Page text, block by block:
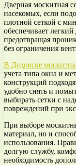
Дверная москитная
насекомых, если
плотной сеткой с
обеспечивает
предотвращая
без ограничения
В Дедовске
учета типа окна и
конструкций
удобно снять и
выбирать сетки с
повреждений при
При выборе
материал, но и
использования.
долгую службу,
необходимость